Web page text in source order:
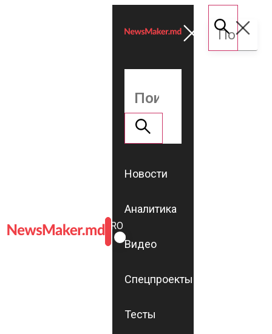
ROMÂNĂ
RU
Новости
Аналитика
Видео
Спецпроекты
Тесты